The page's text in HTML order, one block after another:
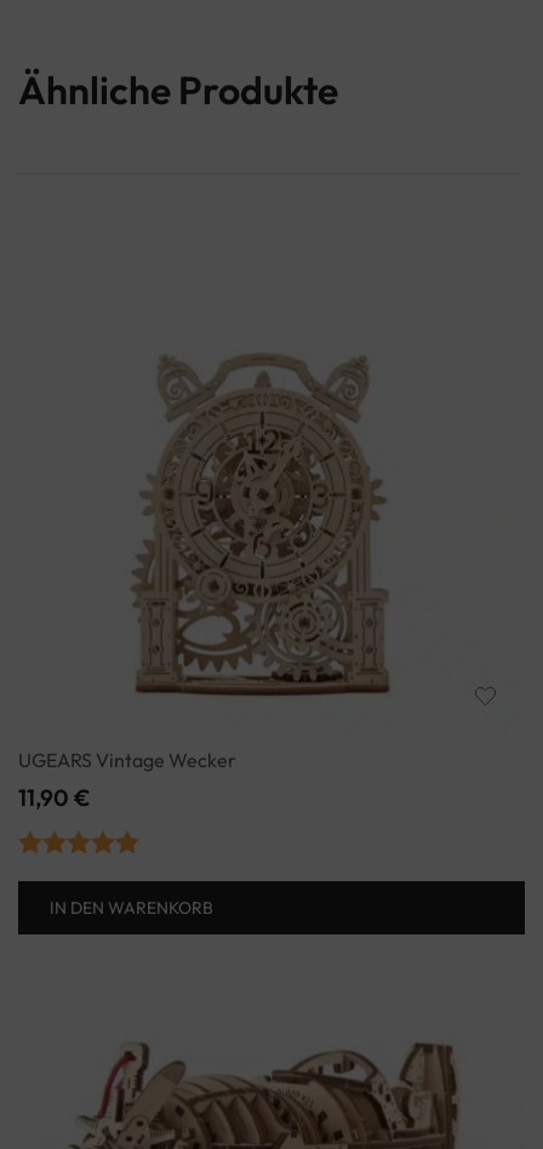
Ähnliche Produkte
UGEARS Vintage Wecker
11,90 €
Bewertet mit
5.00von 5
IN DEN WARENKORB